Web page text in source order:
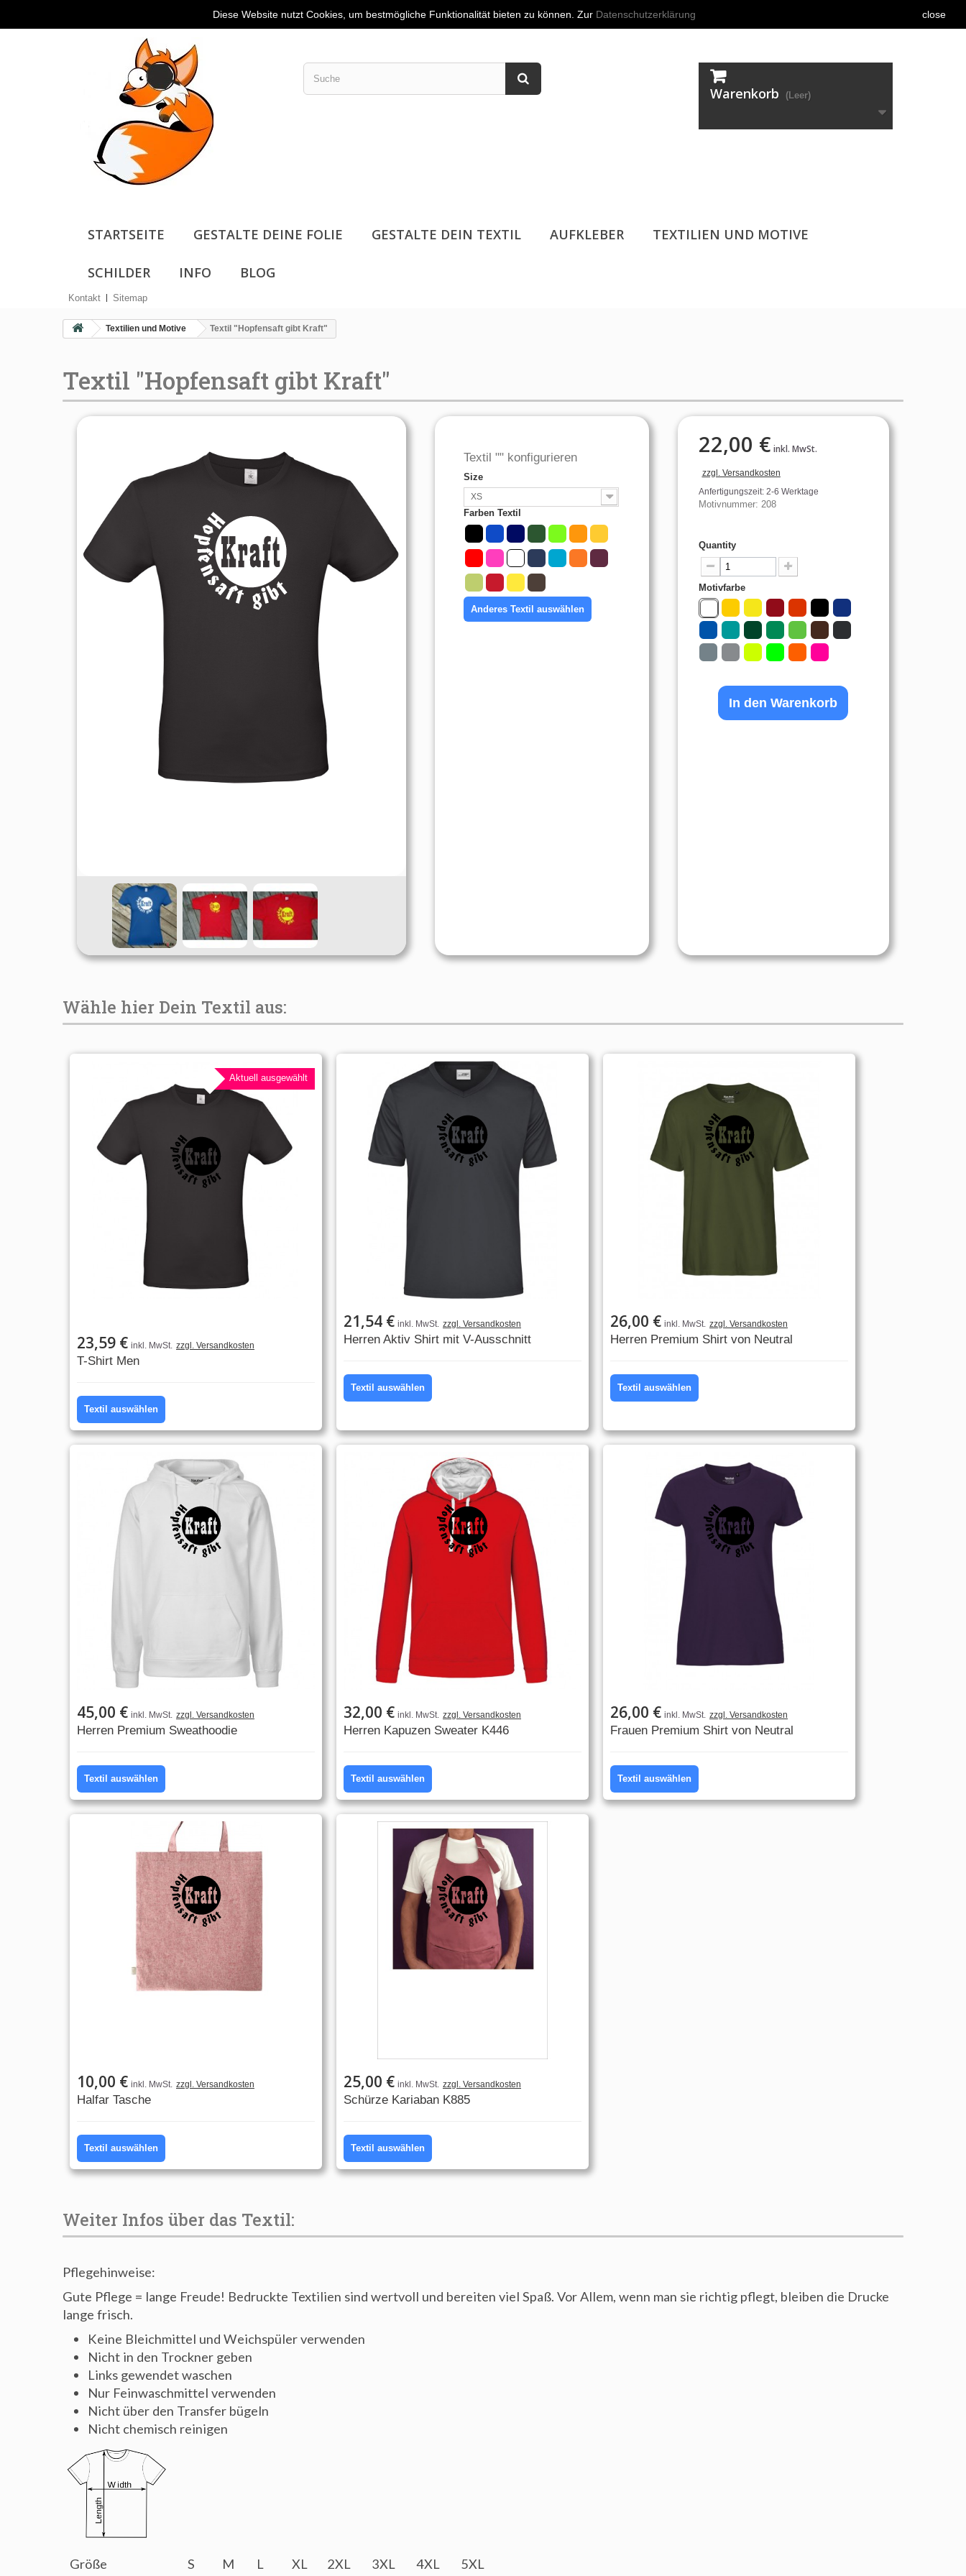
👤Anmelden
Kontakt
Warenkorb (Leer)
STARTSEITE GESTALTE DEINE FOLIE GESTALTE DEIN TEXTIL AUFKLEBER TEXTILIEN UND MOTIVE
SCHILDER INFO BLOG
Kontakt Sitemap
Textilien und Motive Textil "Hopfensaft gibt Kraft"
Textil "Hopfensaft gibt Kraft"
Textil "" konfigurieren
Size
XS
Farben Textil
Anderes Textil auswählen
22,00 € inkl. MwSt.
zzgl. Versandkosten
Anfertigungszeit: 2-6 Werktage
Motivnummer: 208
Quantity
Motivfarbe
In den Warenkorb
Wähle hier Dein Textil aus:
Aktuell ausgewählt
23,59 € inkl. MwSt. zzgl. Versandkosten
T-Shirt Men
Textil auswählen
21,54 € inkl. MwSt. zzgl. Versandkosten
Herren Aktiv Shirt mit V-Ausschnitt
Textil auswählen
26,00 € inkl. MwSt. zzgl. Versandkosten
Herren Premium Shirt von Neutral
Textil auswählen
45,00 € inkl. MwSt. zzgl. Versandkosten
Herren Premium Sweathoodie
Textil auswählen
32,00 € inkl. MwSt. zzgl. Versandkosten
Herren Kapuzen Sweater K446
Textil auswählen
26,00 € inkl. MwSt. zzgl. Versandkosten
Frauen Premium Shirt von Neutral
Textil auswählen
10,00 € inkl. MwSt. zzgl. Versandkosten
Halfar Tasche
Textil auswählen
25,00 € inkl. MwSt. zzgl. Versandkosten
Schürze Kariaban K885
Textil auswählen
Weiter Infos über das Textil:
Pflegehinweise:
Gute Pflege = lange Freude! Bedruckte Textilien sind wertvoll und bereiten viel Spaß. Vor Allem, wenn man sie richtig pflegt, bleiben die Drucke
lange frisch.
Keine Bleichmittel und Weichspüler verwenden
Nicht in den Trockner geben
Links gewendet waschen
Nur Feinwaschmittel verwenden
Nicht über den Transfer bügeln
Nicht chemisch reinigen
Größe S M L XL 2XL 3XL 4XL 5XL
Diese Website nutzt Cookies, um bestmögliche Funktionalität bieten zu können. Zur Datenschutzerklärung close